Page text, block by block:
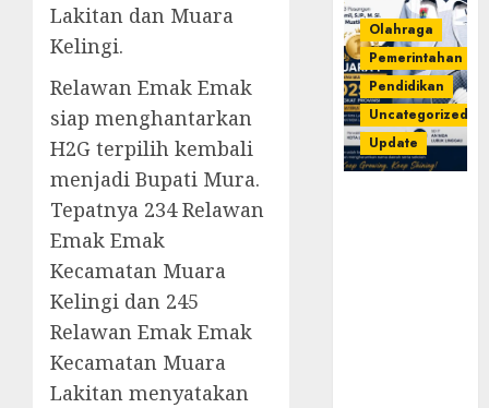
Lakitan dan Muara
Kelingi.
Relawan Emak Emak
siap menghantarkan
H2G terpilih kembali
menjadi Bupati Mura.
Tepatnya 234 Relawan
Emak Emak
Kecamatan Muara
Kelingi dan 245
Relawan Emak Emak
Kecamatan Muara
Lakitan menyatakan
Olahraga
Pemerintahan
Pendidikan
Uncategorized
Update